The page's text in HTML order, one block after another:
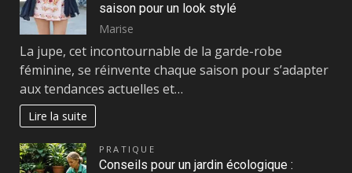
saison pour un look stylé
Marise
La jupe, cet incontournable de la garde-robe
féminine, se réinvente chaque saison pour s’adapter
aux tendances actuelles et…
Lire la suite
PRATIQUE
Conseils pour un jardin écologique :